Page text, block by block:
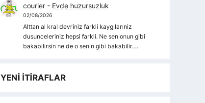
courier- Evde huzursuzluk
02/08/2026
Alttan al kral devriniz farkli kaygılarıniz
dusunceleriniz hepsi farkli. Ne sen onun gibi
bakabilirsin ne de o senin gibi bakabilir.…
YENİ İTİRAFLAR